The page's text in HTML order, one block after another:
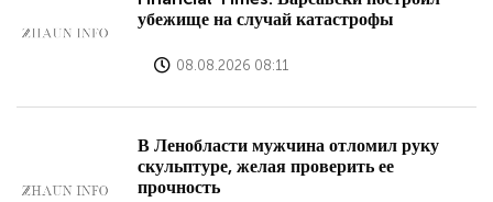
убежище на случай катастрофы
08.08.2026 08:11
В Ленобласти мужчина отломил руку
скульптуре, желая проверить ее
прочность